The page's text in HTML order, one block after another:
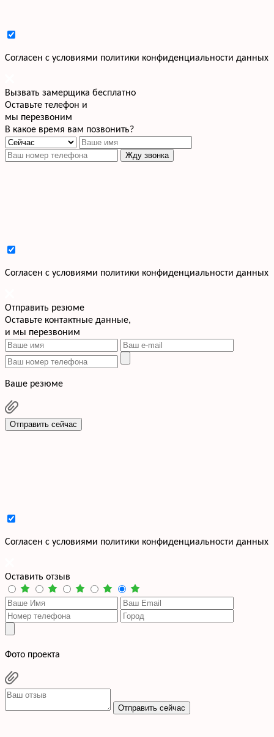
Cогласен с условиями политики конфиденциальности данных
Вызвать замерщика бесплатно
Оставьте телефон и
мы перезвоним
В какое время вам позвонить?
Жду звонка
Cогласен с условиями политики конфиденциальности данных
Отправить резюме
Оставьте контактные данные,
и мы перезвоним
Ваше резюме
Отправить сейчас
Cогласен с условиями политики конфиденциальности данных
Оставить отзыв
Фото проекта
Отправить сейчас